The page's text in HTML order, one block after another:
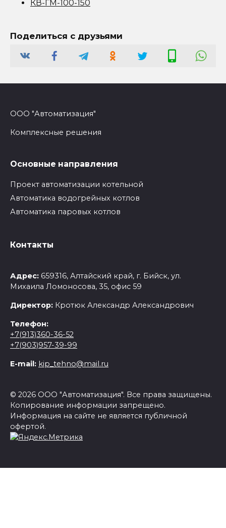
КВ-ГМ-100-150
Поделиться с друзьями
ООО "Автоматизация"
Комплексные решения
Основные направления
Проект автоматизации котельной
Автоматика водогрейных котлов
Автоматика паровых котлов
Контакты
Адрес: 659316, Алтайский край, г. Бийск, ул.
Михаила Ломоносова, 35, офис 59
Директор: Кротюк Александр Александрович
Телефон:
+7(913)360-36-52
+7(903)957-39-99
E-mail: kip_tehno@mail.ru
© 2026 ООО "Автоматизация". Все права защищены.
Копирование информации запрещено.
Информация на сайте не является публичной
офертой.